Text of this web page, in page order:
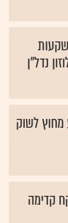
נדל"ן
לשוק
קדימה